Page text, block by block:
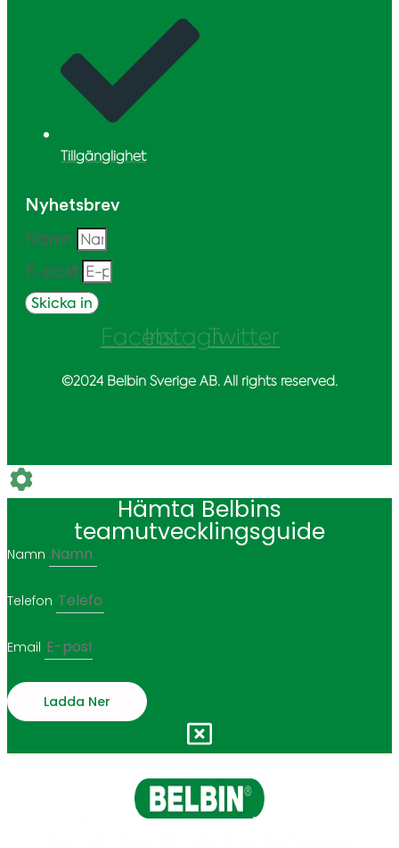
Tillgänglighet
Nyhetsbrev
Namn
E-post
Skicka in
Facebook
Instagram
Twitter
©2024 Belbin Sverige AB. All rights reserved.
Hämta Belbins
teamutvecklingsguide
Namn
Telefon
Email
Ladda Ner